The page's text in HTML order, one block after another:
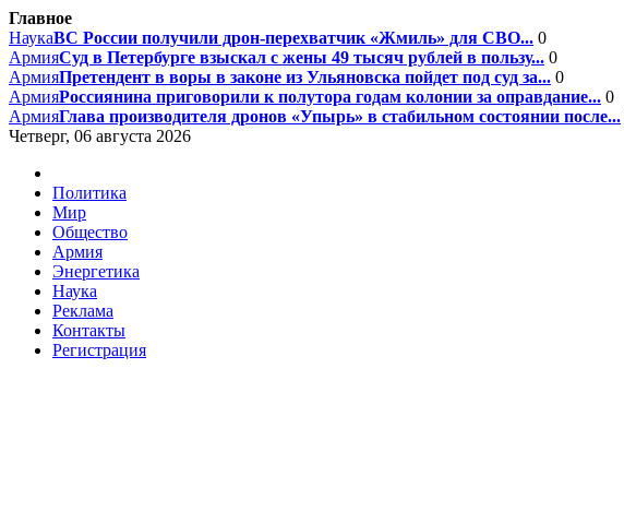
Главное
НаукаВС России получили дрон-перехватчик «Жмиль» для СВО... 0
АрмияСуд в Петербурге взыскал с жены 49 тысяч рублей в пользу... 0
АрмияПретендент в воры в законе из Ульяновска пойдет под суд за... 0
АрмияРоссиянина приговорили к полутора годам колонии за оправдание... 0
АрмияГлава производителя дронов «Упырь» в стабильном состоянии после...
Четверг, 06 августа 2026
Политика
Мир
Общество
Армия
Энергетика
Наука
Реклама
Контакты
Регистрация